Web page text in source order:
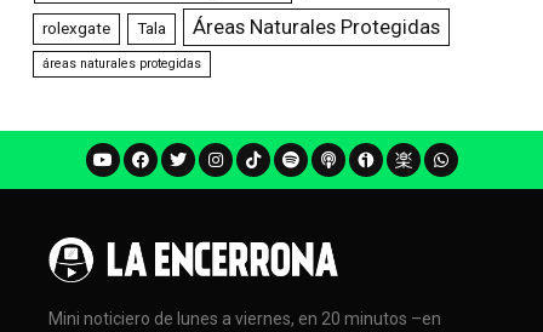
rolexgate Tala Áreas Naturales Protegidas
áreas naturales protegidas
Mini noticiero de lunes a viernes, en 20 minutos –en